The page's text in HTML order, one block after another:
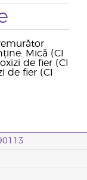
Mică (CI
de fier (CI
de fier (CI